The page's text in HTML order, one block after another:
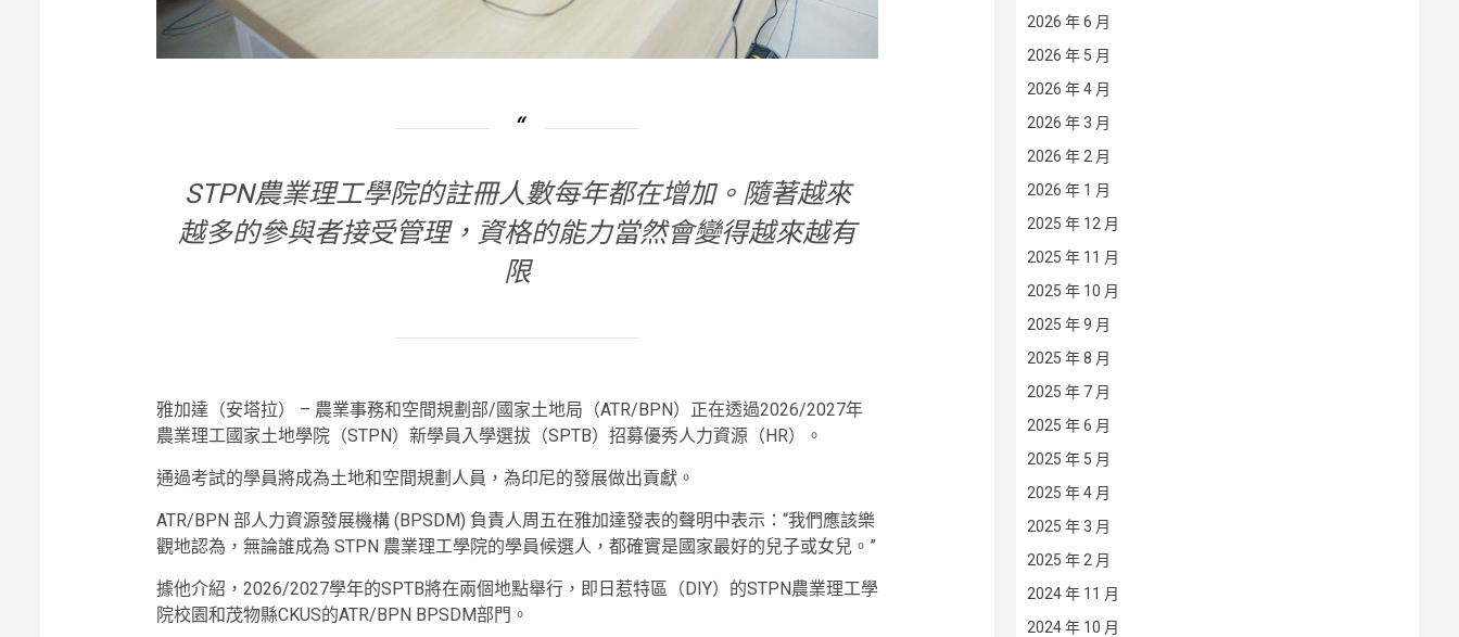
STPN農業理工學院的註冊人數每年都在增加。隨著越來
越多的參與者接受管理，資格的能力當然會變得越來越有
限
雅加達（安塔拉） – 農業事務和空間規劃部/國家土地局（ATR/BPN）正在透過2026/2027年
農業理工國家土地學院（STPN）新學員入學選拔（SPTB）招募優秀人力資源（HR）。
通過考試的學員將成為土地和空間規劃人員，為印尼的發展做出貢獻。
ATR/BPN 部人力資源發展機構 (BPSDM) 負責人周五在雅加達發表的聲明中表示：“我們應該樂
觀地認為，無論誰成為 STPN 農業理工學院的學員候選人，都確實是國家最好的兒子或女兒。”
據他介紹，2026/2027學年的SPTB將在兩個地點舉行，即日惹特區（DIY）的STPN農業理工學
院校園和茂物縣CKUS的ATR/BPN BPSDM部門。
2026 年 6 月
2026 年 5 月
2026 年 4 月
2026 年 3 月
2026 年 2 月
2026 年 1 月
2025 年 12 月
2025 年 11 月
2025 年 10 月
2025 年 9 月
2025 年 8 月
2025 年 7 月
2025 年 6 月
2025 年 5 月
2025 年 4 月
2025 年 3 月
2025 年 2 月
2024 年 11 月
2024 年 10 月